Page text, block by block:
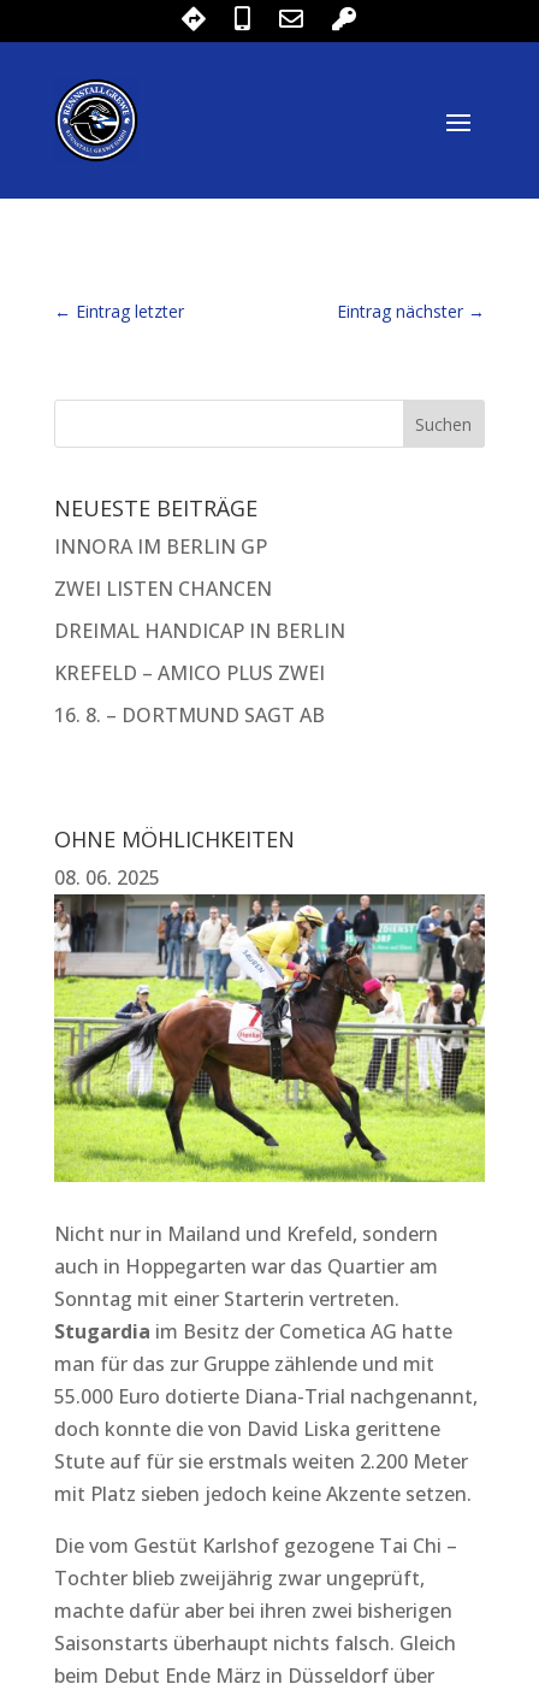
← Eintrag letzter Eintrag nächster →
NEUESTE BEITRÄGE
INNORA IM BERLIN GP
ZWEI LISTEN CHANCEN
DREIMAL HANDICAP IN BERLIN
KREFELD – AMICO PLUS ZWEI
16. 8. – DORTMUND SAGT AB
OHNE MÖHLICHKEITEN
08. 06. 2025
Nicht nur in Mailand und Krefeld, sondern
auch in Hoppegarten war das Quartier am
Sonntag mit einer Starterin vertreten.
Stugardia im Besitz der Cometica AG hatte
man für das zur Gruppe zählende und mit
55.000 Euro dotierte Diana-Trial nachgenannt,
doch konnte die von David Liska gerittene
Stute auf für sie erstmals weiten 2.200 Meter
mit Platz sieben jedoch keine Akzente setzen.
Die vom Gestüt Karlshof gezogene Tai Chi –
Tochter blieb zweijährig zwar ungeprüft,
machte dafür aber bei ihren zwei bisherigen
Saisonstarts überhaupt nichts falsch. Gleich
beim Debut Ende März in Düsseldorf über